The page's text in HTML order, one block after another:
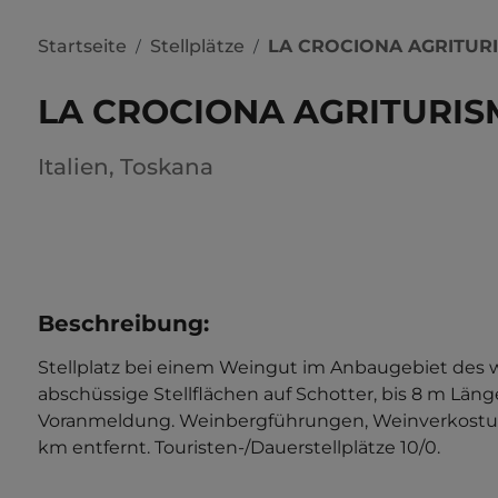
Startseite / Stellplätze / LA CROCIONA
LA CROCIONA
Italien, Toskana
Beschreibung:
Stellplatz bei einem Weingut im Anbaugebiet
abschüssige Stellflächen auf Schotter, bis 8 m
Voranmeldung. Weinbergführungen,
km entfernt. Touristen-/Dauerstellplätze 10/0.